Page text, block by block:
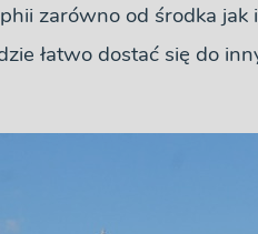
zarówno od środka
łatwo dostać się do